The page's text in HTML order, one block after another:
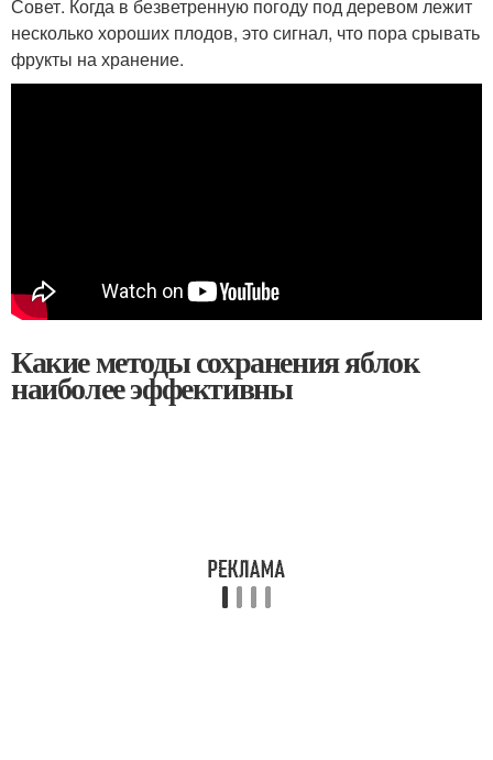
Совет. Когда в безветренную погоду под деревом лежит
несколько хороших плодов, это сигнал, что пора срывать
фрукты на хранение.
Какие методы сохранения яблок
наиболее эффективны